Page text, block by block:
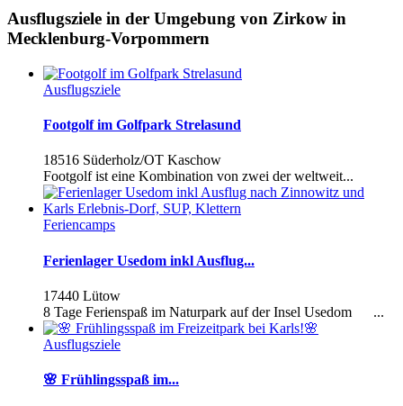
Ausflugsziele in der Umgebung von Zirkow in
Mecklenburg-Vorpommern
Ausflugsziele
Footgolf im Golfpark Strelasund
18516 Süderholz/OT Kaschow
Footgolf ist eine Kombination von zwei der weltweit...
Feriencamps
Ferienlager Usedom inkl Ausflug...
17440 Lütow
8 Tage Ferienspaß im Naturpark auf der Insel Usedom ...
Ausflugsziele
🌸 Frühlingsspaß im...